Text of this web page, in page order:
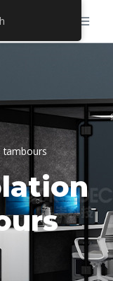
tambours